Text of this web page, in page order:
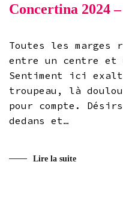
Concertina 2024
Toutes les marges
entre un centre et
Sentiment ici
troupeau, là
pour compte.
dedans et…
Lire la suite